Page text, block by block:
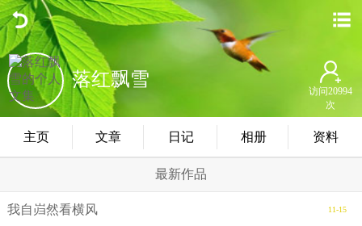
落红飘雪
访问20994
次
主页 文章 日记 相册 资料
最新作品
11-15
我自岿然看横风